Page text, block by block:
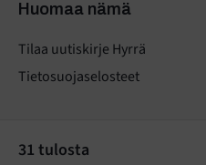
31 tulosta
Huomaa nämä
Tilaa uutiskirje Hyrrä
Tietosuojaselosteet
© Ensi- ja turvakotien liitto 2025